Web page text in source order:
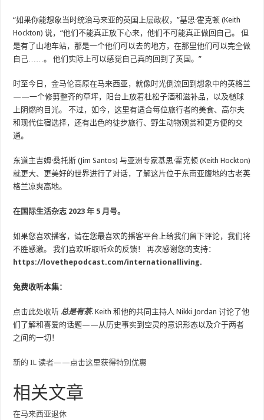
“如果你能想象当时统治马来亚的英国上层政权，”基思·霍克顿 (Keith
Hockton) 说，“他们不能真正放下心来，他们不可能真正做回自己。 但
是有了山地车站，那是一个他们可以去的地方，在那里他们可以完全做
自己……。 他们实际上可以感觉自己真的回到了英国。”
时至今日，金马伦高原在马来西亚，就像时光倒流回到想象中的英格兰
——一个修剪整齐的草坪，阳台上放着杜松子酒和滋补品，以及槌球
上阴燃的目光。 不过，如今，这里有适合每位旅行者的美食、高尔夫
和现代住宿选择，还有出色的徒步旅行、野生动物观赏和更方便的交
通。
东道主吉姆·桑托斯 (Jim Santos) 与亚洲专家基思·霍克顿 (Keith Hockton)
就更大、更美好的世界进行了对话，了解这片位于东南亚腹地的古老英
格兰凉爽高地。
在国际生活杂志 2023 年 5 月号。
如果您喜欢播客，请在您最喜欢的播客平台上给我们留下评论，我们将
不胜感激。 我们喜欢听取听众的反馈！ 再次感谢您的支持：
https://lovethepodcast.com/internationalliving.
免费收听本集：
点击此处收听总是有茶. Keith 和他的共同主持人 Nikki Jordan 讨论了他
们了解和喜爱的话题——从历史事实到空灵的意识形态以及介于两者
之间的一切！
新的 IL 读者——点击这里获得特别优惠
相关文章
在马来西亚退休